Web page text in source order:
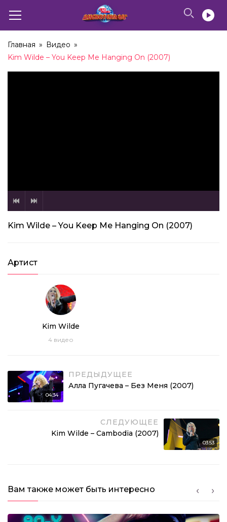
Главная » Видео »
Kim Wilde – You Keep Me Hanging On (2007)
Kim Wilde – You Keep Me Hanging On (2007)
Артист
Kim Wilde
4видео
04:34
ПРЕДЫДУЩЕЕ
Алла Пугачева – Без Меня (2007)
СЛЕДУЮЩЕЕ
Kim Wilde – Cambodia (2007)
03:53
Вам также может быть интересно